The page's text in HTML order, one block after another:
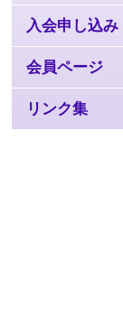
入会申し込み
会員ページ
リンク集